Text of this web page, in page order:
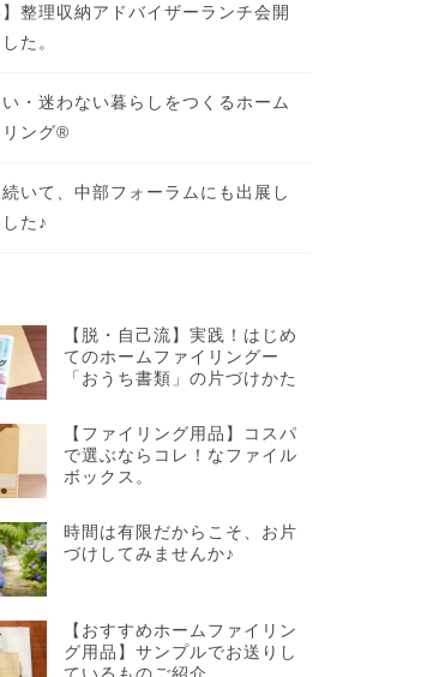
】整理収納アドバイザーランチ会開
た。
・迷わない暮らしをつくるホーム
リング®
いて、中部フォーラムにも出展し
た♪
【脱・自己流】実践！はじめ
てのホームファイリングー
「おうち書類」の片づけかた
【ファイリング用品】コスパ
で選ぶならコレ！なファイル
ボックス。
時間は有限だからこそ、お片
づけしてみませんか♪
【おすすめホームファイリン
グ用品】サンプルでお送りし